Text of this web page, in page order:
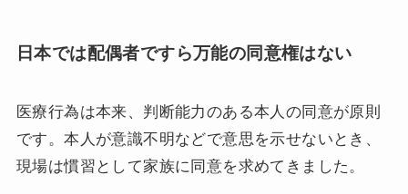
日本では配偶者ですら万能の同意権はない
医療行為は本来、判断能力のある本人の同意が原則
です。本人が意識不明などで意思を示せないとき、
現場は慣習として家族に同意を求めてきました。